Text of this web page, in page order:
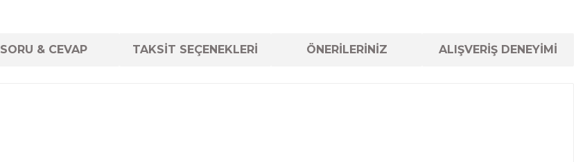
SORU & CEVAP TAKSİT SEÇENEKLERİ ÖNERİLERİNİZ ALIŞVERİŞ DENEYİMİ